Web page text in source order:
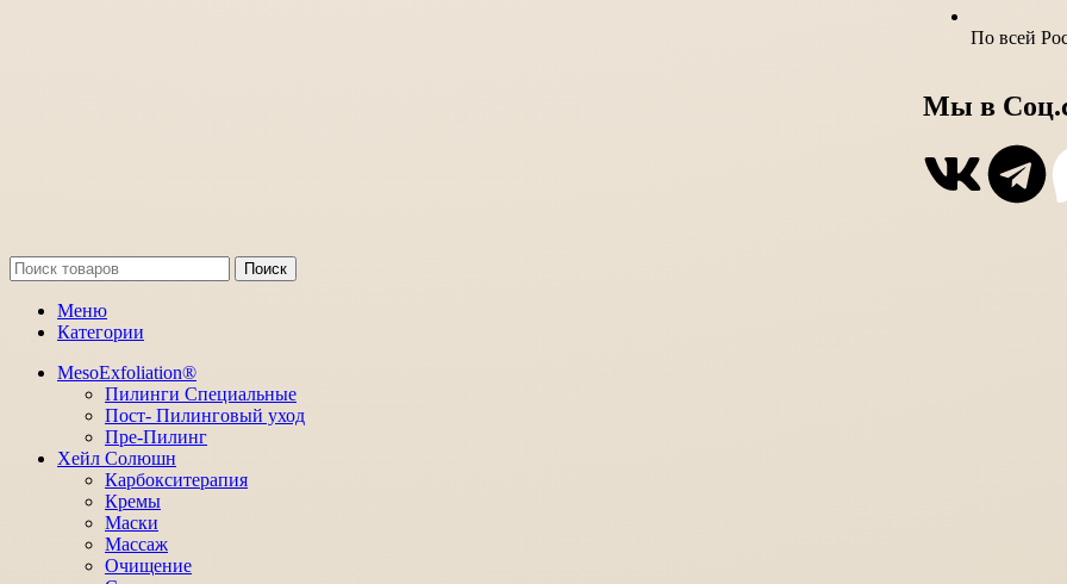
По всей
Мы в
Поиск
Меню
Категории
MesoExfoliation®
Пилинги Специальные
Пост- Пилинговый уход
Пре-Пилинг
Хейл Солюшн
Карбокситерапия
Кремы
Маски
Массаж
Очищение